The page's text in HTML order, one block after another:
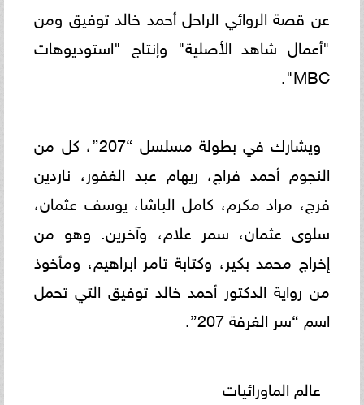
عن قصة الروائي الراحل أحمد خالد توفيق ومن
"أعمال شاهد الأصلية" وإنتاج "استوديوهات
MBC".
ويشارك في بطولة مسلسل “207”، كل من
النجوم أحمد فراج، ريهام عبد الغفور، ناردين
فرج، مراد مكرم، كامل الباشا، يوسف عثمان،
سلوى عثمان، سمر علام، وآخرين. وهو من
إخراج محمد بكير، وكتابة تامر ابراهيم، ومأخوذ
من رواية الدكتور أحمد خالد توفيق التي تحمل
اسم “سر الغرفة 207”.
عالم الماورائيات